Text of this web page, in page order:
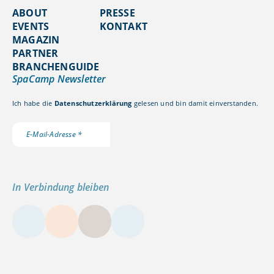
ABOUT
EVENTS
MAGAZIN
PARTNER
BRANCHENGUIDE
PRESSE
KONTAKT
SpaCamp Newsletter
Ich habe die Datenschutzerklärung gelesen und bin damit einverstanden.
In Verbindung bleiben
LinkedIn
Instagram
YouTubeKontakt